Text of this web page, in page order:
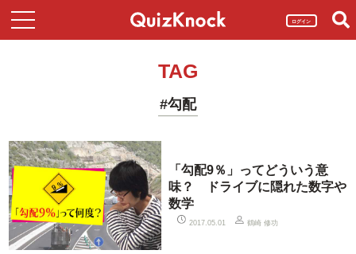
ログイン
TAG
#勾配
「勾配9％」ってどういう意
味？ ドライブに隠れた数字や
数学
2017.05.01 鶴崎 修功